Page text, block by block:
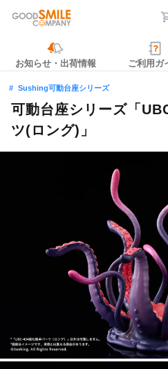
お知らせ・出荷情報 ご利用ガ
Sushing可動台座シリーズ
可動台座シリーズ「
ツ(ロング)」